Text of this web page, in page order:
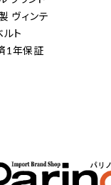
ヴィンテ
ト
1年保証